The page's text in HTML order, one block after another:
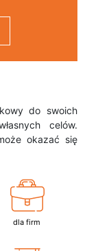
do swoich
celów.
okazać się
dla firm